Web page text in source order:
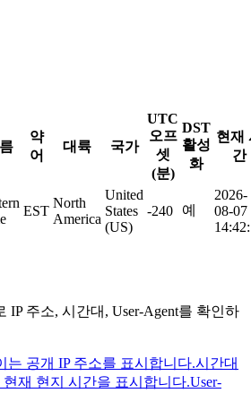
약
어
대륙 국가
UTC
오프
셋
(분)
DST
활성
화
현재
간
EST
North
America
United
States
(US)
-240 예
2026-
08-07
IP 주소, 시간대, User-Agent를 확인하
는 공개 IP 주소를 표시합니다.시간대
재 현지 시간을 표시합니다.User-